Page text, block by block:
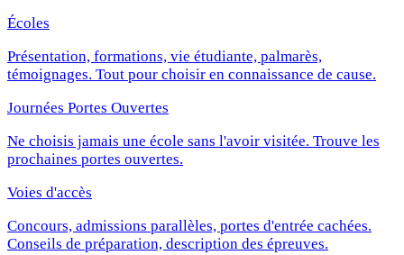
Écoles
Présentation, formations, vie étudiante, palmarès,
témoignages. Tout pour choisir en connaissance de cause.
Journées Portes Ouvertes
Ne choisis jamais une école sans l'avoir visitée. Trouve les
prochaines portes ouvertes.
Voies d'accès
Concours, admissions parallèles, portes d'entrée cachées.
Conseils de préparation, description des épreuves.